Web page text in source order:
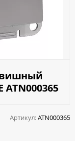
Артикул:ATN000365